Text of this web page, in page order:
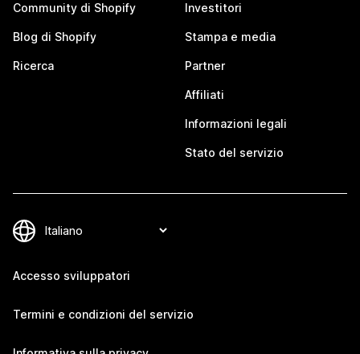
Community di Shopify
Blog di Shopify
Ricerca
Investitori
Stampa e media
Partner
Affiliati
Informazioni legali
Stato del servizio
Accesso sviluppatori
Termini e condizioni del servizio